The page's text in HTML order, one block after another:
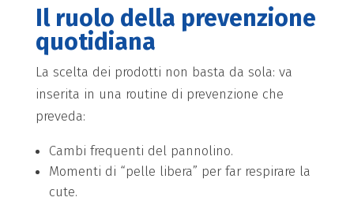
Il ruolo della prevenzione
quotidiana
La scelta dei prodotti non basta da sola: va
inserita in una routine di prevenzione che
preveda:
Cambi frequenti del pannolino.
Momenti di “pelle libera” per far respirare la
cute.